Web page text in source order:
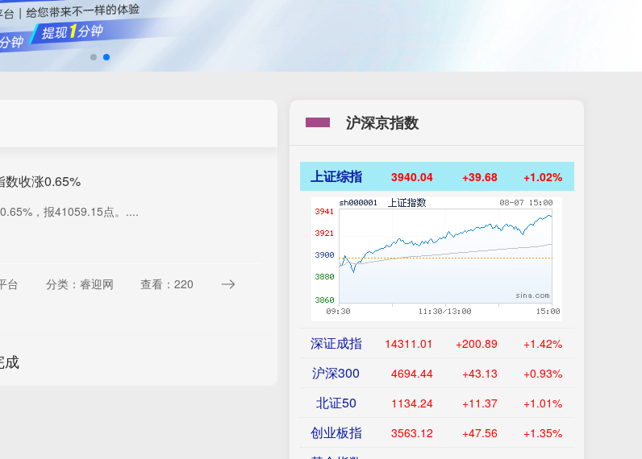
数收涨0.65%
，报41059.15点。....
台 分类：睿迎网 查看：220
成
沪深京指数
上证综指 3940.04 +39.68 +1.02%
深证成指 14311.01 +200.89 +1.42%
沪深300 4694.44 +43.13 +0.93%
北证50 1134.24 +11.37 +1.01%
创业板指 3563.12 +47.56 +1.35%